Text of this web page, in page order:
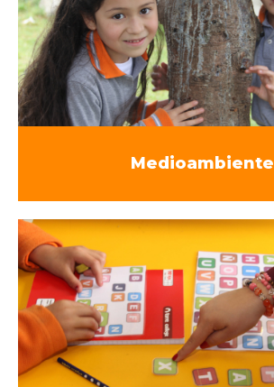
Medioambiente